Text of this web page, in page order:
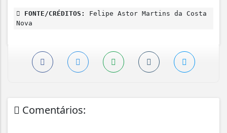
FONTE/CRÉDITOS:
Felipe Astor Martins da Costa
Nova
Comentários: